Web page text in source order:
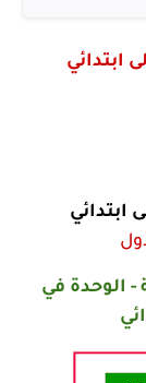
ابتدائي
ابتدائي
- الوحدة في